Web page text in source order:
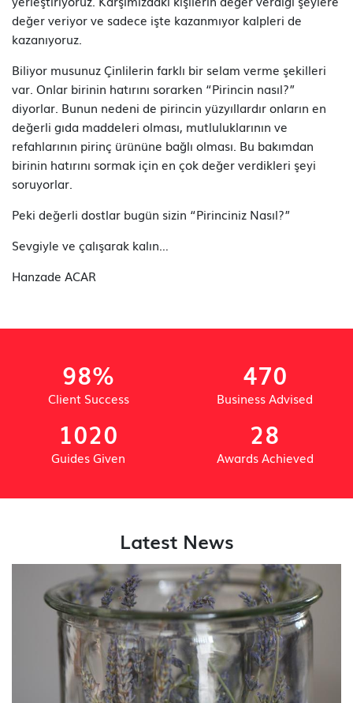
değer veriyor ve sadece işte kazanmıyor kalpleri de
kazanıyoruz.
Biliyor musunuz Çinlilerin farklı bir selam verme şekilleri
var. Onlar birinin hatırını sorarken “Pirincin nasıl?”
diyorlar. Bunun nedeni de pirincin yüzyıllardır onların en
değerli gıda maddeleri olması, mutluluklarının ve
refahlarının pirinç ürününe bağlı olması. Bu bakımdan
birinin hatırını sormak için en çok değer verdikleri şeyi
soruyorlar.
Peki değerli dostlar bugün sizin “Pirinciniz Nasıl?”
Sevgiyle ve çalışarak kalın…
Hanzade ACAR
98%
Client Success
470
Business Advised
1020
Guides Given
28
Awards Achieved
Latest News